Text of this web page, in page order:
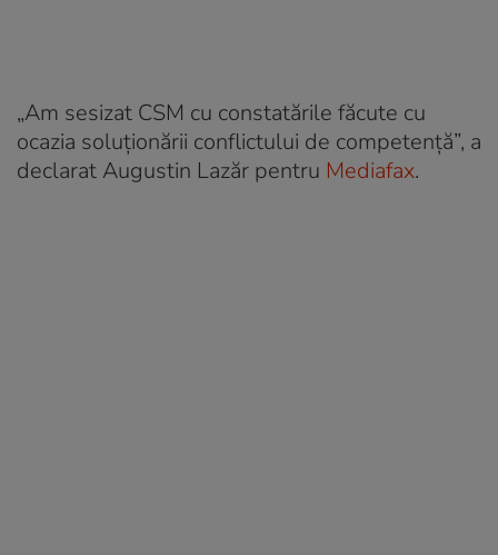
„Am sesizat CSM cu constatările făcute cu
ocazia soluţionării conflictului de competenţă”, a
declarat Augustin Lazăr pentru Mediafax.